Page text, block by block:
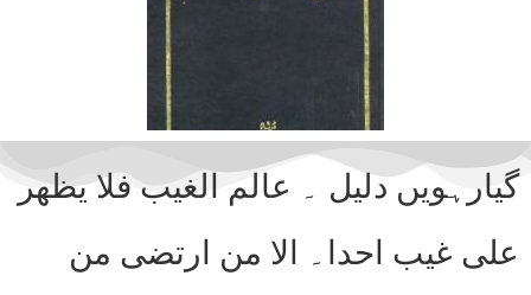
گیارہویں دلیل ۔ عالم الغيب فلا يظهر
على غيب احدا۔ الا من ارتضى من